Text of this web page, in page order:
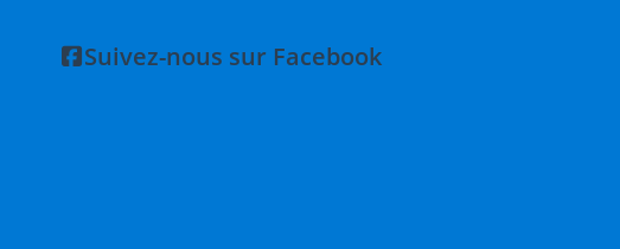
Suivez-nous sur Facebook